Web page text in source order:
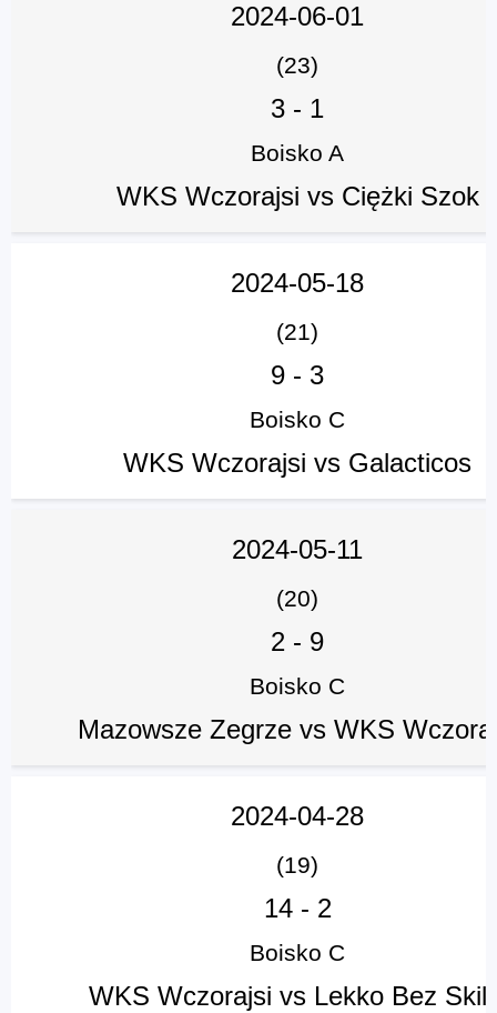
2024-06-01
(23)
3 - 1
Boisko A
WKS Wczorajsi vs Ciężki Szok
2024-05-18
(21)
9 - 3
Boisko C
WKS Wczorajsi vs Galacticos
2024-05-11
(20)
2 - 9
Boisko C
Mazowsze Zegrze vs WKS
2024-04-28
(19)
14- 2
Boisko C
WKS Wczorajsi vs Lekko Bez